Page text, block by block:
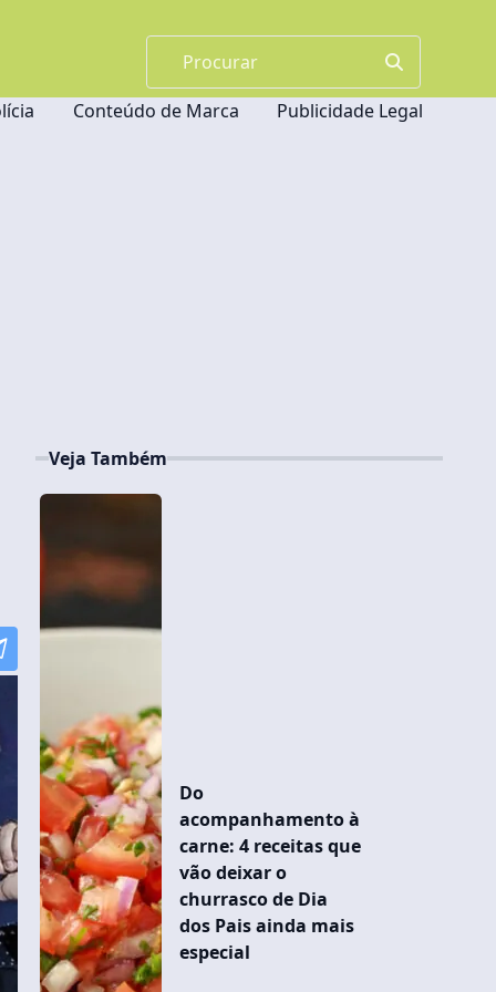
Conteúdo de Marca Publicidade Legal
Veja Também
Do
acompanhamento à
carne: 4 receitas que
vão deixar o
churrasco de Dia
dos Pais ainda mais
especial